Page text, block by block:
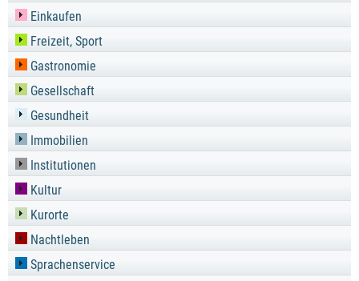
Einkaufen
Freizeit, Sport
Gastronomie
Gesellschaft
Gesundheit
Immobilien
Institutionen
Kultur
Kurorte
Nachtleben
Sprachenservice